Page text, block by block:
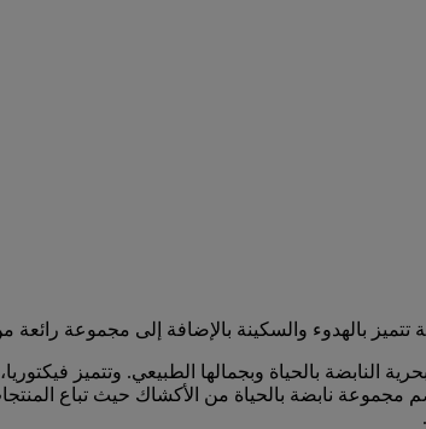
بالهدوء والسكينة بالإضافة إلى مجموعة
النابضة بالحياة وبجمالها الطبيعي. وتتميز
مجموعة نابضة بالحياة من الأكشاك حيث تباع